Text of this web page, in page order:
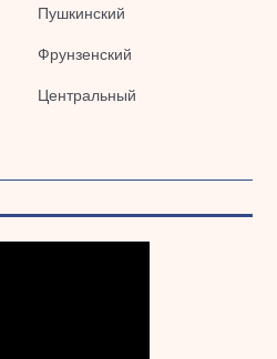
Пушкинский
Фрунзенский
Центральный